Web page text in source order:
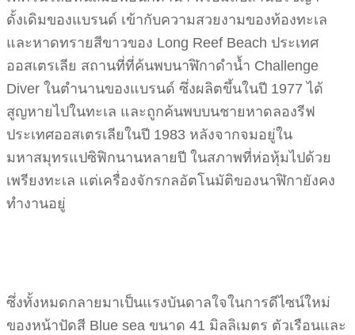
ดั้งเดิมของแบรนด์ เข้ากับความสวยงามของท้องทะเล
และหาดทรายสีขาวของ Long Reef Beach ประเทศ
ออสเตรเลีย สถานที่ที่ค้นพบนาฬิกาดำน้ำ Challenge
Diver ในตำนานของแบรนด์ ซึ่งผลิตขึ้นในปี 1977 ได้
สูญหายไปในทะเล และถูกค้นพบบนชายหาดลองรีฟ
ประเทศออสเตรเลียในปี 1983 หลังจากจมอยู่ใน
มหาสมุทรแปซิฟิกนานหลายปี ในสภาพที่ห่อหุ้มไปด้วย
เพรียงทะเล แต่เครื่องจักรกลอัตโนมัติของนาฬิกายังคง
ทำงานอยู่
ซึ่งทั้งหมดกลายมาเป็นแรงบันดาลใจในการดีไซน์ใหม่
ของหน้าปัดสี Blue sea ขนาด 41 มิลลิเมตร ตัวเรือนและ